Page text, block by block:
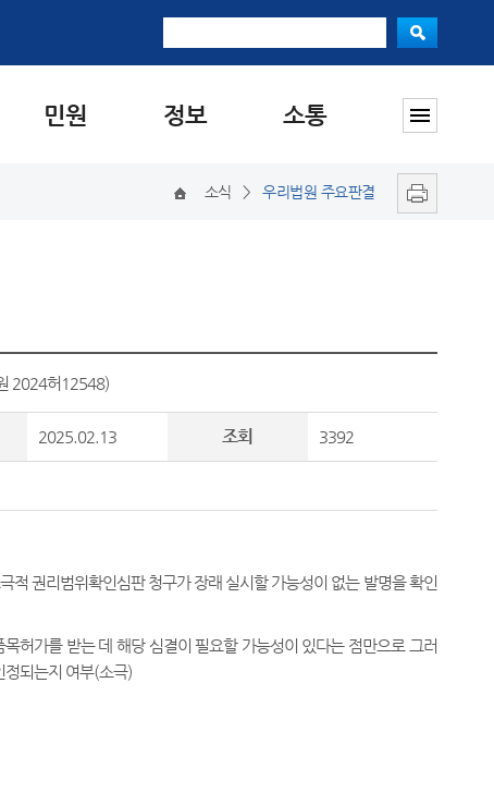
민원 정보 소통
소식 > 우리법원 주요판결
2024허12548)
2025.02.13 조회 3392
권리범위확인심판 청구가 장래 실시할 가능성이 없는 발명을 확인
목허가를 받는 데 해당 심결이 필요할 가능성이 있다는 점만으로 그러
정되는지 여부(소극)